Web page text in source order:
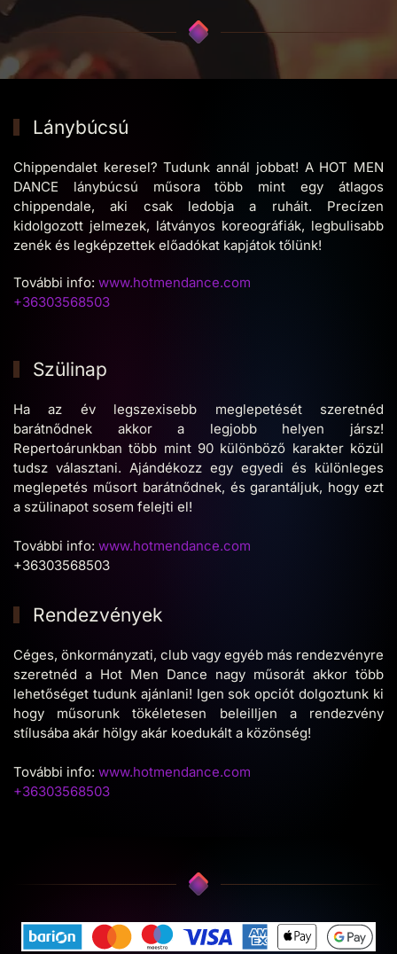
Lánybúcsú
Chippendalet keresel? Tudunk annál jobbat! A HOT MEN
DANCE lánybúcsú műsora több mint egy átlagos
chippendale, aki csak ledobja a ruháit. Precízen
kidolgozott jelmezek, látványos koreográfiák, legbulisabb
zenék és legképzettek előadókat kapjátok tőlünk!
További info: www.hotmendance.com
+36303568503
Szülinap
Ha az év legszexisebb meglepetését szeretnéd
barátnődnek akkor a legjobb helyen jársz!
Repertoárunkban több mint 90 különböző karakter közül
tudsz választani. Ajándékozz egy egyedi és különleges
meglepetés műsort barátnődnek, és garantáljuk, hogy ezt
a szülinapot sosem felejti el!
További info: www.hotmendance.com
+36303568503
Rendezvények
Céges, önkormányzati, club vagy egyéb más rendezvényre
szeretnéd a Hot Men Dance nagy műsorát akkor több
lehetőséget tudunk ajánlani! Igen sok opciót dolgoztunk ki
hogy műsorunk tökéletesen beleilljen a rendezvény
stílusába akár hölgy akár koedukált a közönség!
További info: www.hotmendance.com
+36303568503